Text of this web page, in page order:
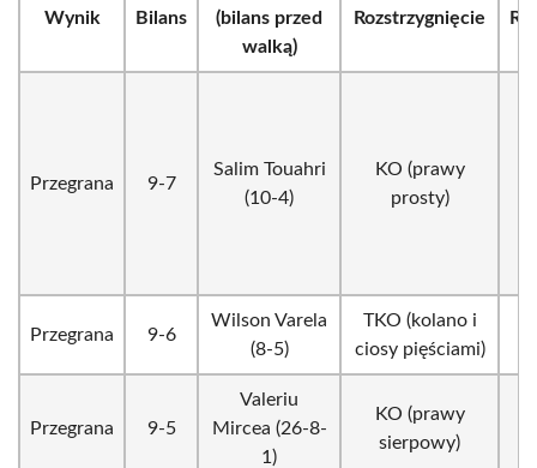
Wynik Bilans
(bilans przed
walką)
Rozstrzygnięcie
Przegrana 9-7
Salim Touahri
(10-4)
KO (prawy
prosty)
Przegrana 9-6
Wilson Varela
(8-5)
TKO (kolano i
ciosy pięściami)
Przegrana 9-5
Valeriu
Mircea (26-8-
1)
KO (prawy
sierpowy)